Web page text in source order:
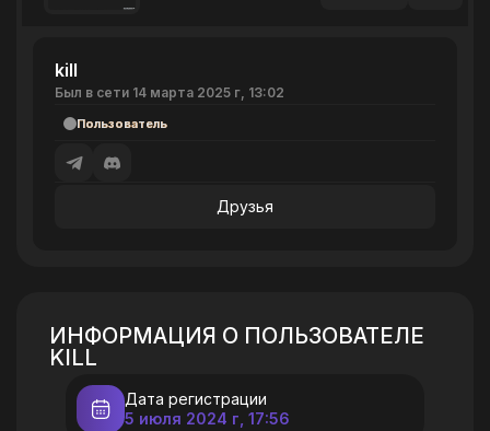
kill
Был в сети 14 марта 2025 г, 13:02
Пользователь
Друзья
ИНФОРМАЦИЯ О ПОЛЬЗОВАТЕЛЕ
KILL
Дата регистрации
5 июля 2024 г, 17:56